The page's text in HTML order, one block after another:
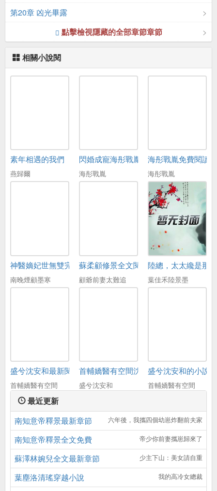
第20章 凶光畢露
點擊檢視隱藏的全部章節章節
相關小說閱
素年相遇的我們
燕歸爾
閃婚成寵海彤戰胤免費在線閱讀
海彤戰胤
海彤戰胤免費閱讀
海彤戰胤
神醫嫡妃世無雙完整版免費閱讀全文
南晚煙顧墨寒
蘇柔顧修景全文閱讀
顧爺前妻太難追
陸總，太太纔是那
葉佳禾陸景墨
盛兮沈安和最新閱讀免費
首輔嬌醫有空間
首輔嬌醫有空間沈安和
盛兮沈安和
盛兮沈安和的小說
首輔嬌醫有空間
最近更新
南知意帝釋景最新章節
六年後，我攜四個幼崽炸翻前夫家
南知意帝釋景全文免費 帝少你前妻攜崽歸來了
蘇澤林婉兒全文最新章節 少主下山：美女請自重
葉塵洛清瑤穿越小說 我的高冷女總裁